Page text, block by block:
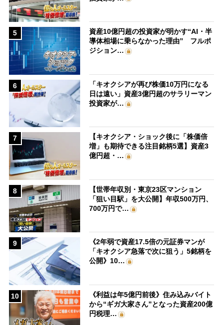
5
資産10億円超の投資家が明かす“AI・半
導体相場に乗らなかった理由” フルポ
ジション…
6
「キオクシアが再び株価10万円になる
日は遠い」資産3億円超のサラリーマン
投資家が…
7
【キオクシア・ショック後に「株価倍
増」も期待できる注目銘柄5選】資産3
億円超・…
8
【世帯年収別・東京23区マンション
「狙い目駅」を大公開】年収500万円、
700万円で…
9
《2年弱で資産17.5倍の元証券マンが
「キオクシア急落で次に狙う」5銘柄を
公開》10…
10
《利益は年5億円前後》住み込みバイト
から“ギガ大家さん”となった資産200億
円税理…